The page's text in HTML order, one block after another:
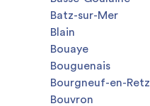
Batz-sur-Mer
Blain
Bouaye
Bouguenais
Bourgneuf-en-Retz
Bouvron